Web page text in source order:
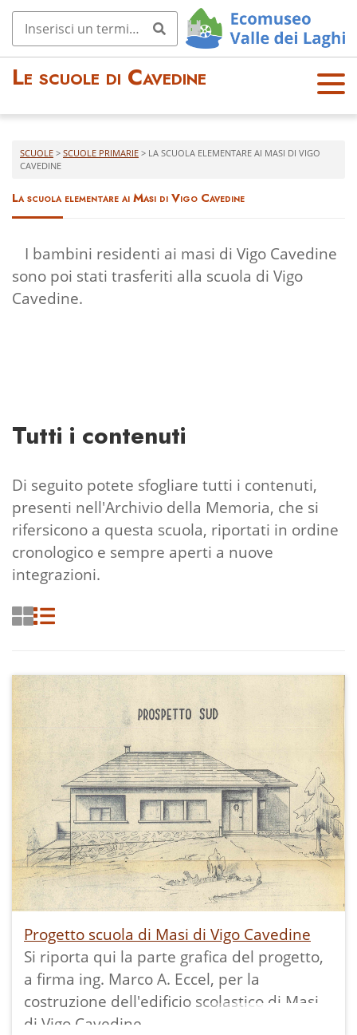
Le scuole di Cavedine
OPE
N
SCUOLE > SCUOLE PRIMARIE > LA SCUOLA ELEMENTARE AI MASI DI VIGO
CAVEDINE
La scuola elementare ai Masi di Vigo Cavedine
I bambini residenti ai masi di Vigo Cavedine
sono poi stati trasferiti alla scuola di Vigo
Cavedine.
Tutti i contenuti
Di seguito potete sfogliare tutti i contenuti,
presenti nell'Archivio della Memoria, che si
rifersicono a questa scuola, riportati in ordine
cronologico e sempre aperti a nuove
integrazioni.
Progetto scuola di Masi di Vigo Cavedine
Si riporta qui la parte grafica del progetto,
a firma ing. Marco A. Eccel, per la
costruzione dell'edificio scolastico di Masi
di Vigo Cavedine.